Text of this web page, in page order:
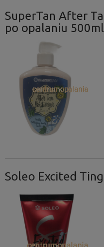
SuperTan After
po opalaniu 500ml
Soleo Excited